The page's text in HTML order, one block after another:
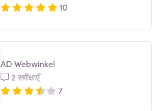
10
AD Webwinkel
2 समीक्षाएँ
7